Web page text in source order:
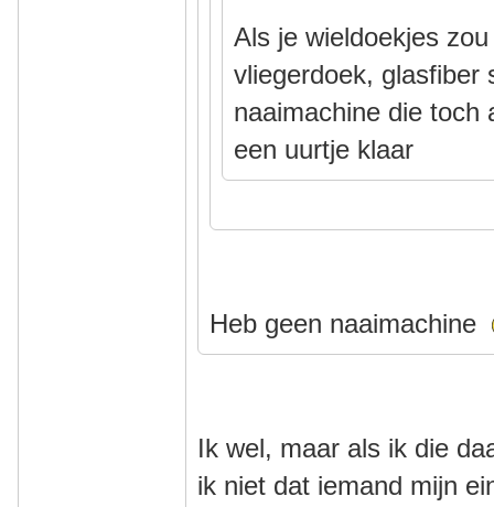
Als je wieldoekjes
vliegerdoek, glasfiber
naaimachine die toch
een uurtje klaar
Heb geen naaimachine
Ik wel, maar als ik die
ik niet dat iemand mijn